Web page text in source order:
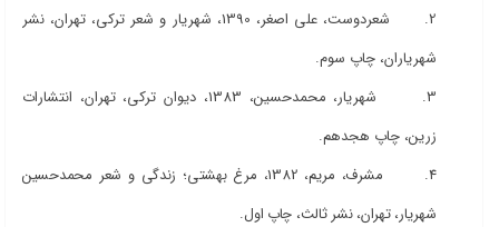
2. شعردوست، علی اصغر، 1390، شهریار و شعر ترکی، تهران، نشر
شهریاران، چاپ سوم.
3. شهریار، محمدحسین، 1383، دیوان ترکی، تهران، انتشارات
زرین، چاپ هجدهم.
4.
مشرف، مریم، 1382، مرغ بهشتی؛ زندگی و شعر محمدحسین
شهریار، تهران، نشر ثالث، چاپ اول.